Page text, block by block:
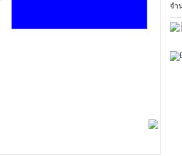
จำ